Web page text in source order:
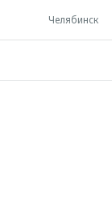
Челябинск